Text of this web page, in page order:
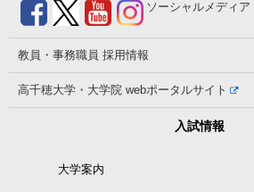
ソーシャルメディア
教員・事務職員 採用情報
高千穂大学・大学院 webポータルサイト
入試情報
大学案内